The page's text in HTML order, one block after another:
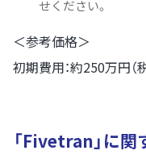
せください。
＜参考価格＞
初期費用：約250万円（
「Fivetran」に